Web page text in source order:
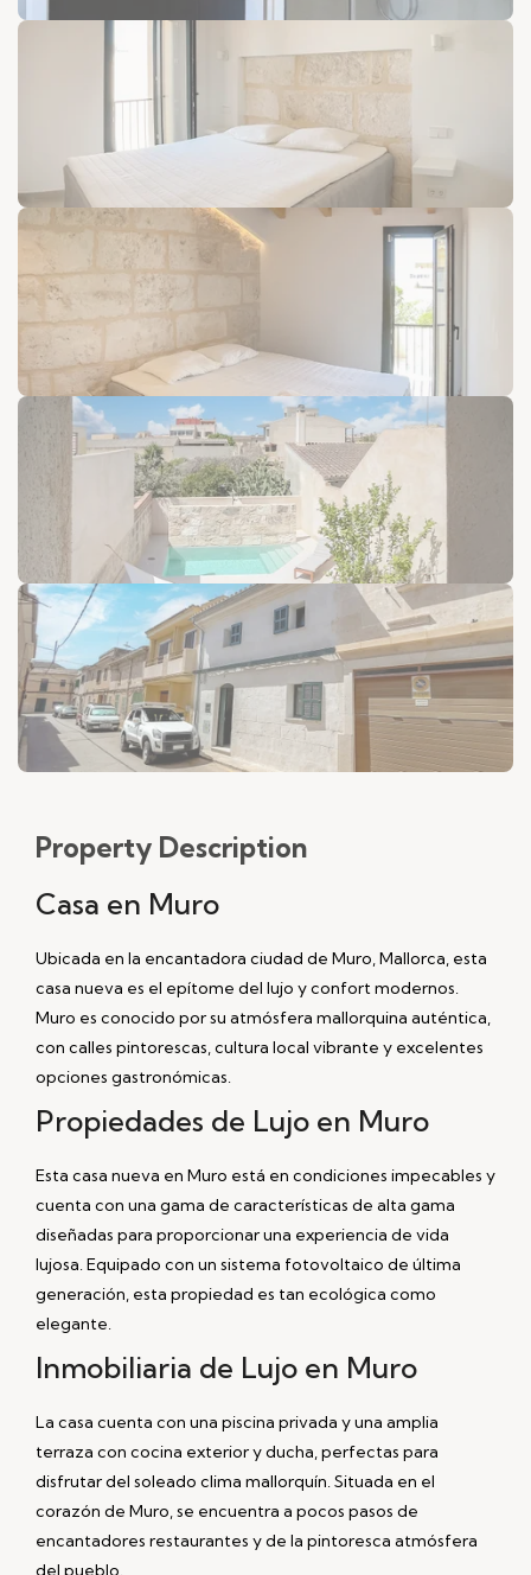
Property Description
Casa en Muro
Ubicada en la encantadora ciudad de Muro, Mallorca, esta
casa nueva es el epítome del lujo y confort modernos.
Muro es conocido por su atmósfera mallorquina auténtica,
con calles pintorescas, cultura local vibrante y excelentes
opciones gastronómicas.
Propiedades de Lujo en Muro
Esta casa nueva en Muro está en condiciones impecables y
cuenta con una gama de características de alta gama
diseñadas para proporcionar una experiencia de vida
lujosa. Equipado con un sistema fotovoltaico de última
generación, esta propiedad es tan ecológica como
elegante.
Inmobiliaria de Lujo en Muro
La casa cuenta con una piscina privada y una amplia
terraza con cocina exterior y ducha, perfectas para
disfrutar del soleado clima mallorquín. Situada en el
corazón de Muro, se encuentra a pocos pasos de
encantadores restaurantes y de la pintoresca atmósfera
del pueblo.